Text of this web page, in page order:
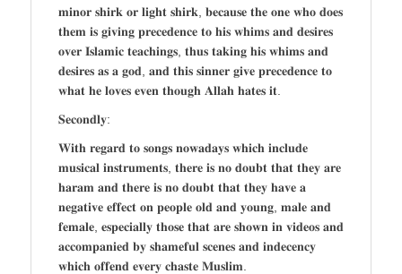
𝐦𝐢𝐧𝐨𝐫 𝐬𝐡𝐢𝐫𝐤 𝐨𝐫 𝐥𝐢𝐠𝐡𝐭 𝐬𝐡𝐢𝐫𝐤, 𝐛𝐞𝐜𝐚𝐮𝐬𝐞 𝐭𝐡𝐞 𝐨𝐧𝐞 𝐰𝐡𝐨 𝐝𝐨𝐞𝐬
𝐭𝐡𝐞𝐦 𝐢𝐬 𝐠𝐢𝐯𝐢𝐧𝐠 𝐩𝐫𝐞𝐜𝐞𝐝𝐞𝐧𝐜𝐞 𝐭𝐨 𝐡𝐢𝐬 𝐰𝐡𝐢𝐦𝐬 𝐚𝐧𝐝 𝐝𝐞𝐬𝐢𝐫𝐞𝐬
𝐨𝐯𝐞𝐫 𝐈𝐬𝐥𝐚𝐦𝐢𝐜 𝐭𝐞𝐚𝐜𝐡𝐢𝐧𝐠𝐬, 𝐭𝐡𝐮𝐬 𝐭𝐚𝐤𝐢𝐧𝐠 𝐡𝐢𝐬 𝐰𝐡𝐢𝐦𝐬 𝐚𝐧𝐝
𝐝𝐞𝐬𝐢𝐫𝐞𝐬 𝐚𝐬 𝐚 𝐠𝐨𝐝, 𝐚𝐧𝐝 𝐭𝐡𝐢𝐬 𝐬𝐢𝐧𝐧𝐞𝐫 𝐠𝐢𝐯𝐞 𝐩𝐫𝐞𝐜𝐞𝐝𝐞𝐧𝐜𝐞 𝐭𝐨
𝐰𝐡𝐚𝐭 𝐡𝐞 𝐥𝐨𝐯𝐞𝐬 𝐞𝐯𝐞𝐧 𝐭𝐡𝐨𝐮𝐠𝐡 𝐀𝐥𝐥𝐚𝐡 𝐡𝐚𝐭𝐞𝐬 𝐢𝐭.
𝐒𝐞𝐜𝐨𝐧𝐝𝐥𝐲:
𝐖𝐢𝐭𝐡 𝐫𝐞𝐠𝐚𝐫𝐝 𝐭𝐨 𝐬𝐨𝐧𝐠𝐬 𝐧𝐨𝐰𝐚𝐝𝐚𝐲𝐬 𝐰𝐡𝐢𝐜𝐡 𝐢𝐧𝐜𝐥𝐮𝐝𝐞
𝐦𝐮𝐬𝐢𝐜𝐚𝐥 𝐢𝐧𝐬𝐭𝐫𝐮𝐦𝐞𝐧𝐭𝐬, 𝐭𝐡𝐞𝐫𝐞 𝐢𝐬 𝐧𝐨 𝐝𝐨𝐮𝐛𝐭 𝐭𝐡𝐚𝐭 𝐭𝐡𝐞𝐲 𝐚𝐫𝐞
𝐡𝐚𝐫𝐚𝐦 𝐚𝐧𝐝 𝐭𝐡𝐞𝐫𝐞 𝐢𝐬 𝐧𝐨 𝐝𝐨𝐮𝐛𝐭 𝐭𝐡𝐚𝐭 𝐭𝐡𝐞𝐲 𝐡𝐚𝐯𝐞 𝐚
𝐧𝐞𝐠𝐚𝐭𝐢𝐯𝐞 𝐞𝐟𝐟𝐞𝐜𝐭 𝐨𝐧 𝐩𝐞𝐨𝐩𝐥𝐞 𝐨𝐥𝐝 𝐚𝐧𝐝 𝐲𝐨𝐮𝐧𝐠, 𝐦𝐚𝐥𝐞 𝐚𝐧𝐝
𝐟𝐞𝐦𝐚𝐥𝐞, 𝐞𝐬𝐩𝐞𝐜𝐢𝐚𝐥𝐥𝐲 𝐭𝐡𝐨𝐬𝐞 𝐭𝐡𝐚𝐭 𝐚𝐫𝐞 𝐬𝐡𝐨𝐰𝐧 𝐢𝐧 𝐯𝐢𝐝𝐞𝐨𝐬 𝐚𝐧𝐝
𝐚𝐜𝐜𝐨𝐦𝐩𝐚𝐧𝐢𝐞𝐝 𝐛𝐲 𝐬𝐡𝐚𝐦𝐞𝐟𝐮𝐥 𝐬𝐜𝐞𝐧𝐞𝐬 𝐚𝐧𝐝 𝐢𝐧𝐝𝐞𝐜𝐞𝐧𝐜𝐲
𝐰𝐡𝐢𝐜𝐡 𝐨𝐟𝐟𝐞𝐧𝐝 𝐞𝐯𝐞𝐫𝐲 𝐜𝐡𝐚𝐬𝐭𝐞 𝐌𝐮𝐬𝐥𝐢𝐦.